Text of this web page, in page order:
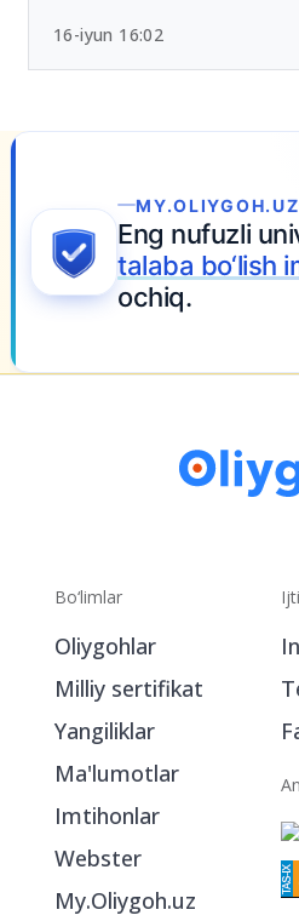
16-iyun 16:02
nufuzli universitetlarda
bo‘lish imkoniyatihali
Bo‘limlar
Oliygohlar